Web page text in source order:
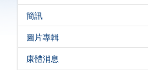
English
電子書版
警聲特刊
簡訊
圖片專輯
康體消息